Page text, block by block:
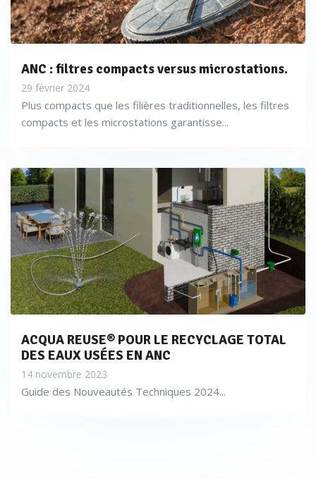
ANC : filtres compacts versus microstations.
29 février 2024
Plus compacts que les filières traditionnelles, les filtres
compacts et les microstations garantisse...
ACQUA REUSE® POUR LE RECYCLAGE TOTAL
DES EAUX USÉES EN ANC
14 novembre 2023
Guide des Nouveautés Techniques 2024...